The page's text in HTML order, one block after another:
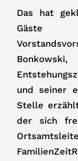
Das hat
Gäste
und seiner
Stelle
der sich